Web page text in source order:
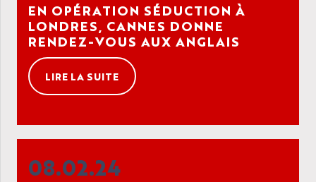
EN OPÉRATION SÉDUCTION À
LONDRES, CANNES DONNE
RENDEZ-VOUS AUX ANGLAIS
LIRE LA SUITE
08.02.24